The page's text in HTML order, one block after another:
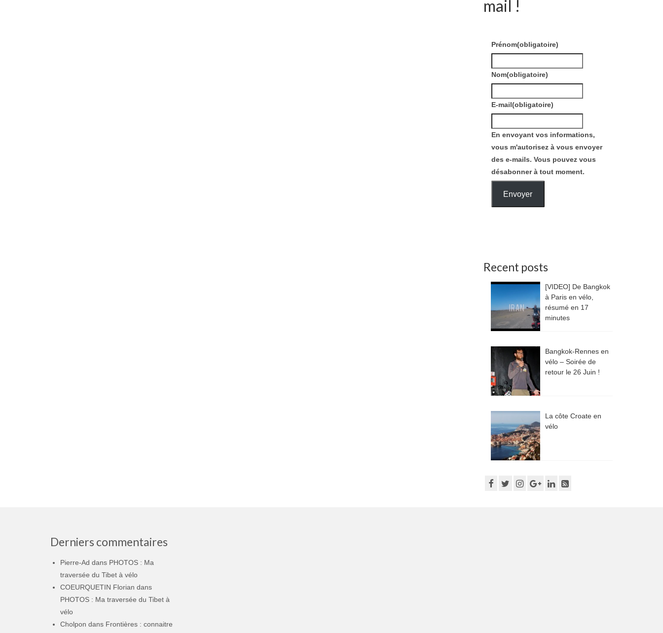
mail !
Prénom(obligatoire)
Nom(obligatoire)
E-mail(obligatoire)
En envoyant vos informations,
vous m'autorisez à vous envoyer
des e-mails. Vous pouvez vous
désabonner à tout moment.
Envoyer
Recent posts
[VIDEO] De Bangkok
à Paris en vélo,
résumé en 17
minutes
Bangkok-Rennes en
vélo – Soirée de
retour le 26 Juin !
La côte Croate en
vélo
Derniers commentaires
Pierre-Ad dans PHOTOS : Ma
traversée du Tibet à vélo
COEURQUETIN Florian dans
PHOTOS : Ma traversée du Tibet à
vélo
Cholpon dans Frontières : connaitre